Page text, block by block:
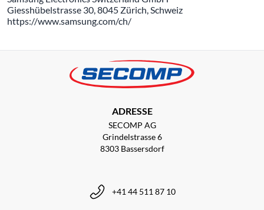
Giesshübelstrasse 30, 8045 Zürich, Schweiz
https://www.samsung.com/ch/
ADRESSE
SECOMP AG
Grindelstrasse 6
8303 Bassersdorf
+41 44 511 87 10